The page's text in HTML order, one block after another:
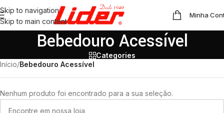
Skip to navigation
Skip to main content
Minha
Bebedouro Acessível
Categories
Início/Bebedouro Acessível
Nenhum produto foi encontrado para a sua seleção.